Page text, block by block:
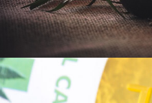
15 FÉVRIER 2023